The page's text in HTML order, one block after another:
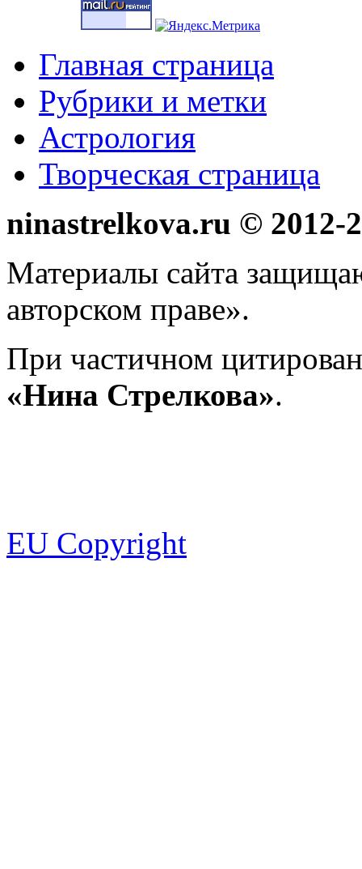
Main menu 2
Главная страница
Рубрики и метки
Астрология
Творческая страница
ninastrelkova.ru © 2012-
Материалы сайта
авторском праве».
При частичном
«Нина Стрелкова».
EU Copyright